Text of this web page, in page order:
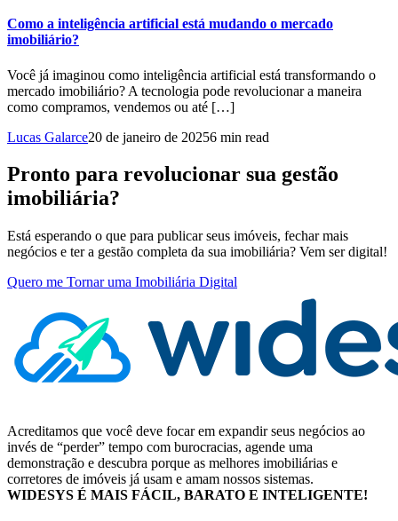
Como a inteligência artificial está mudando o mercado
imobiliário?
Você já imaginou como inteligência artificial está transformando o
mercado imobiliário? A tecnologia pode revolucionar a maneira
como compramos, vendemos ou até […]
Lucas Galarce20 de janeiro de 20256 min read
Pronto para revolucionar sua gestão
imobiliária?
Está esperando o que para publicar seus imóveis, fechar mais
negócios e ter a gestão completa da sua imobiliária? Vem ser digital!
Quero me Tornar uma Imobiliária Digital
Acreditamos que você deve focar em expandir seus negócios ao
invés de “perder” tempo com burocracias, agende uma
demonstração e descubra porque as melhores imobiliárias e
corretores de imóveis já usam e amam nossos sistemas.
WIDESYS É MAIS FÁCIL, BARATO E INTELIGENTE!